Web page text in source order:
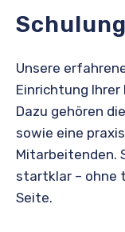
Unsere
Einrichtung
Dazu gehören
sowie eine
Mitarbeitenden.
startklar – ohne
Seite.